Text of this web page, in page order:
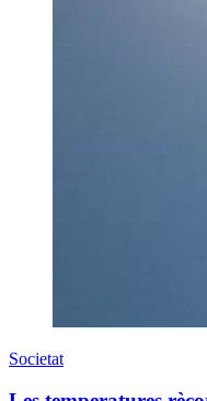
Societat